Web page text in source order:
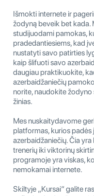
Išmokti internete ir
žodyną beveik bet
studijuodami pamokas,
pradedantiesiems, kad
nustatyti savo patirties
kaip šlifuoti savo
daugiau praktikuokite,
azerbaidžaniečių
norite, naudokite
žinias.
Mes nuskaitydavome
platformas, kurios
azerbaidžaniečių. Čia
trenerių iki viktorinų
programoje yra viskas,
nemokamai internete.
Skiltyje „Kursai“ galite